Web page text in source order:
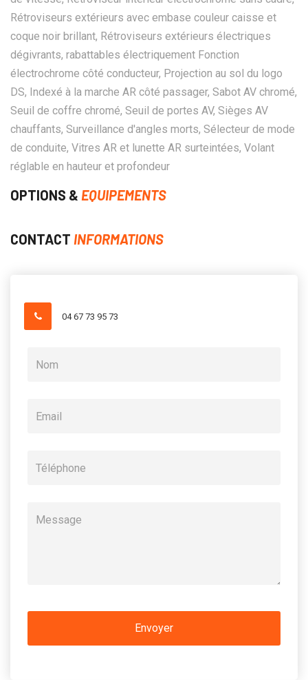
Rétroviseurs extérieurs avec embase couleur caisse et
coque noir brillant, Rétroviseurs extérieurs électriques
dégivrants, rabattables électriquement Fonction
électrochrome côté conducteur, Projection au sol du logo
DS, Indexé à la marche AR côté passager, Sabot AV chromé,
Seuil de coffre chromé, Seuil de portes AV, Sièges AV
chauffants, Surveillance d'angles morts, Sélecteur de mode
de conduite, Vitres AR et lunette AR surteintées, Volant
réglable en hauteur et profondeur
OPTIONS & EQUIPEMENTS
CONTACT INFORMATIONS
04 67 73 95 73